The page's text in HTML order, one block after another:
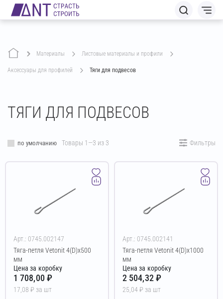
Материалы листовые материалы и профили
аксессуары для профилей Тяги для подвесов
ТЯГИ ДЛЯ ПОДВЕСОВ
по умолчанию Товары 1—3 из 3 Фильтры
Арт.: 0745.002147
Тяга-петля Vetonit 4(D)х500
мм
Цена за коробку
1 708,00 ₽
17,08 ₽ за шт
Арт.: 0745.002141
Тяга-петля Vetonit 4(D)х1000
мм
Цена за коробку
2 504,32 ₽
25,04 ₽ за шт